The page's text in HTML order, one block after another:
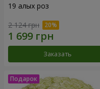
19 алых роз
2 124 грн
Заказать